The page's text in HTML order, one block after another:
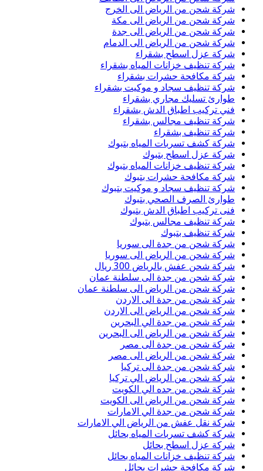
شركة شحن من الرياض الى الخرج
شركة شحن من الرياض الى مكة
شركة شحن من الرياض الى جدة
شركة شحن من الرياض الى الدمام
شركة عزل اسطح بشقراء
شركة تنظيف خزانات المياه بشقراء
شركة مكافحة حشرات بشقراء
شركة تنظيف سجاد و موكيت بشقراء
طوارئ تسليك مجاري بشقراء
فني تركيب اطباق الدش بشقراء
شركة تنظيف مجالس بشقراء
شركة تنظيف بشقراء
شركة كشف تسربات المياه بتبوك
شركة عزل اسطح بتبوك
شركة تنظيف خزانات المياه بتبوك
شركة مكافحة حشرات بتبوك
شركة تنظيف سجاد و موكيت بتبوك
طوارئ الصرف الصحي بتبوك
فنى تركيب اطباق الدش بتبوك
شركة تنظيف مجالس بتبوك
شركة تنظيف بتبوك
شركة شحن من جدة الى سوريا
شركة شحن من الرياض الى سوريا
شركة شحن عفش بالرياض 300 ريال
شركة شحن من جدة الى سلطنة عمان
شركة شحن من الرياض الى سلطنة عمان
شركة شحن من جدة الى الاردن
شركة شحن من الرياض الى الاردن
شركة شحن من جدة الي البحرين
شركة شحن من الرياض الى البحرين
شركة شحن من جدة الى مصر
شركة شحن من الرياض الى مصر
شركة شحن من جدة الى تركيا
شركة شحن من الرياض الي تركيا
شركة شحن من جده الي الكويت
شركة شحن من الرياض الى الكويت
شركة شحن من جدة الي الامارات
شركة نقل عفش من الرياض الي الامارات
شركة كشف تسربات المياه بحائل
شركة عزل اسطح بحائل
شركة تنظيف خزانات المياه بحائل
شركة مكافحة حشرات بحائل